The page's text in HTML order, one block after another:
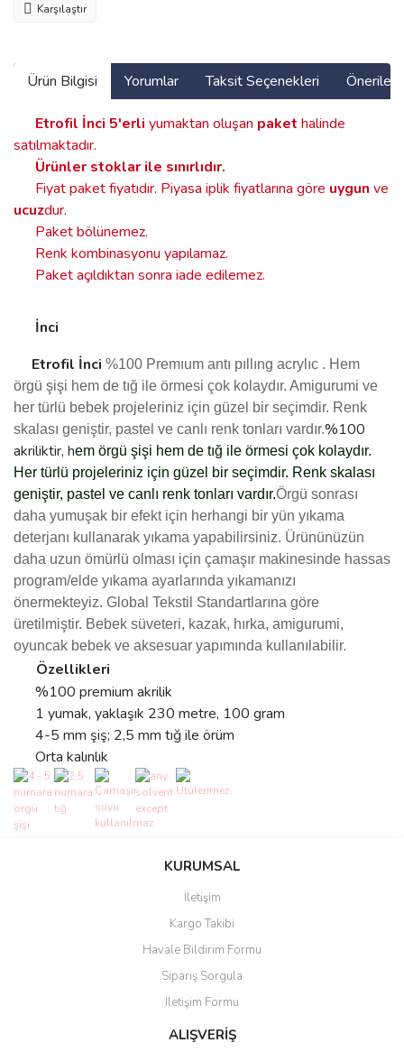
Karşılaştır
Ürün Bilgisi Yorumlar Taksit Seçenekleri
Etrofil İnci 5'erli yumaktan oluşan paket halinde
satılmaktadır.
Ürünler stoklar ile sınırlıdır.
Fiyat paket fiyatıdır. Piyasa iplik fiyatlarına göre uygun ve
ucuzdur.
Paket bölünemez.
Renk kombinasyonu yapılamaz.
Paket açıldıktan sonra iade edilemez.
İnci
Etrofil İnci %100 Premıum antı pıllıng acrylıc . Hem
örgü şişi hem de tığ ile örmesi çok kolaydır. Amigurumi ve
her türlü bebek projeleriniz için güzel bir seçimdir. Renk
skalası geniştir, pastel ve canlı renk tonları vardır.%100
akriliktir, hem örgü şişi hem de tığ ile örmesi çok kolaydır.
Her türlü projeleriniz için güzel bir seçimdir. Renk skalası
geniştir, pastel ve canlı renk tonları vardır.Örgü sonrası
daha yumuşak bir efekt için herhangi bir yün yıkama
deterjanı kullanarak yıkama yapabilirsiniz. Ürününüzün
daha uzun ömürlü olması için çamaşır makinesinde hassas
program/elde yıkama ayarlarında yıkamanızı
önermekteyiz. Global Tekstil Standartlarına göre
üretilmiştir. Bebek süveteri, kazak, hırka, amigurumi,
oyuncak bebek ve aksesuar yapımında kullanılabilir.
Özellikleri
%100 premium akrilik
1 yumak, yaklaşık 230 metre, 100 gram
4-5 mm şiş; 2,5 mm tığ ile örüm
Orta kalınlık
Bu ürüne ilk yorumu siz yapın!
Bu ürünün fiyat bilgisi, resim, ürün açıklamalarında ve diğer
Ürün resmi kalitesiz, bozuk veya görüntülenemiyor.
Ürün açıklamasında eksik bilgiler bulunuyor.
Ürün bilgilerinde hatalar bulunuyor.
Ürün fiyatı diğer sitelerden daha pahalı.
Bu ürüne benzer farklı alternatifler olmalı.
KURUMSAL
İletişim
Kargo Takibi
Havale Bildirim Formu
Sipariş Sorgula
İletişim Formu
ALIŞVERİŞ